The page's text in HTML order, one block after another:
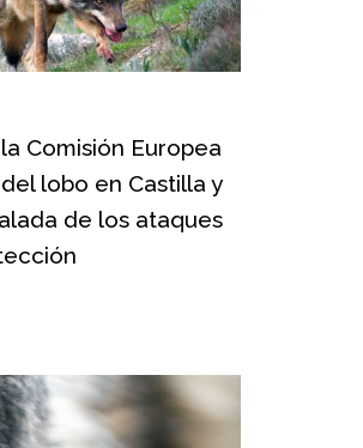
Comisión Europea
lobo en Castilla y
de los ataques